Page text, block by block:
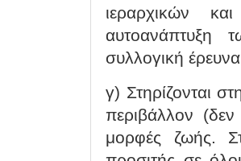
ιεραρχικών
αυτοανάπτυξη
συλλογική
γ) Στηρίζονται
περιβάλλον
μορφές ζωής.